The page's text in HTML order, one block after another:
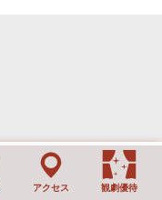
アクセス 観劇優待